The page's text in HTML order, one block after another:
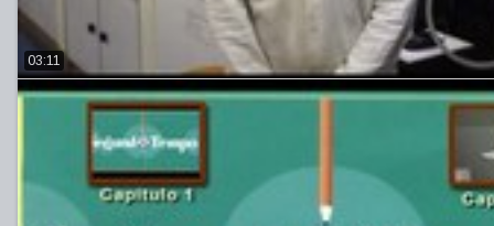
03:11